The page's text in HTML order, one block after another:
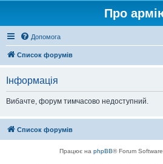
Про
Допомога
Список форумів
Інформація
Вибачте, форум тимчасово недоступний.
Список форумів
Працює на phpBB® Forum